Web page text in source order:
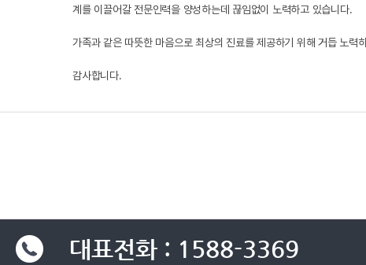
계를 이끌어갈 전문인력을 양성하는데 끊임없이 노력하고 있습니다.
가족과 같은 따뜻한 마음으로 최상의 진료를 제공하기 위해 거듭 노력
감사합니다.
대표전화 : 1588-3369